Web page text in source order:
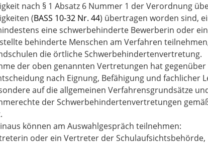
nach § 1 Absatz 6 Nummer 1 der Verordnung
(BASS 10-32 Nr. 44) übertragen worden sind,
eine schwerbehinderte Bewerberin oder
behinderte Menschen am Verfahren
die örtliche Schwerbehindertenvertretung.
der oben genannten Vertretungen hat
nach Eignung, Befähigung und fachlicher
auf die allgemeinen Verfahrensgrundsätze
der Schwerbehindertenvertretungen
können am Auswahlgespräch teilnehmen:
oder ein Vertreter der Schulaufsichtsbehörde,